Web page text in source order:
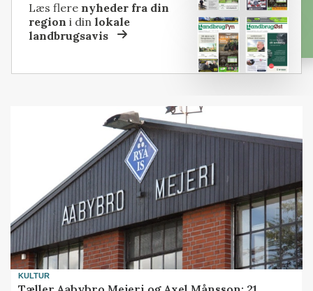
Læs flere nyheder fra din
region i dinlokale
landbrugsavis
KULTUR